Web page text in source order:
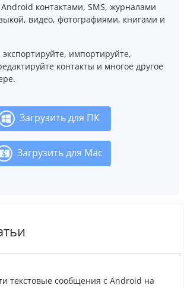
контактами, SMS, журналами
видео, фотографиями, книгами и
экспортируйте, импортируйте,
контакты и многое другое
Загрузить для ПК
Загрузить для Mac
текстовые сообщения с Android на